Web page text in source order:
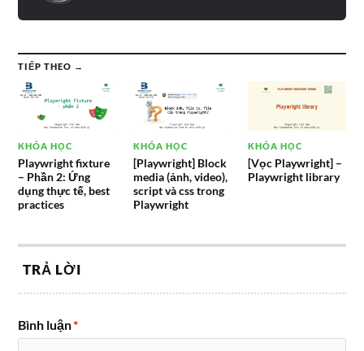
TIẾP THEO →
KHÓA HỌC
Playwright fixture
– Phần 2: Ứng
dụng thực tế, best
practices
KHÓA HỌC
[Playwright] Block
media (ảnh, video),
script và css trong
Playwright
KHÓA HỌC
[Vọc Playwright] –
Playwright library
TRẢ LỜI
Bình luận*